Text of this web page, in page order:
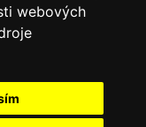
webových